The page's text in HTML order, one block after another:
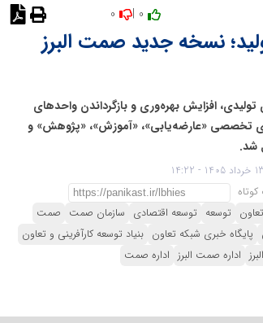
نسخه جدید صمت البرز
افزایش بهره‌وری و بازگرداندن واحدهای
تخصصی «عارضه‌یابی»، «آموزش»، «پژوهش» و
شد.
توسعه توسعه اقتصادی سازمان صمت صمت
پایگاه خبری شبکه تعاون بنیاد توسعه کارآفرینی و تعاون
اداره صمت البرز اداره صمت